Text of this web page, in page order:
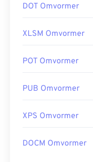
DOT Omvormer
XLSM Omvormer
POT Omvormer
PUB Omvormer
XPS Omvormer
DOCM Omvormer